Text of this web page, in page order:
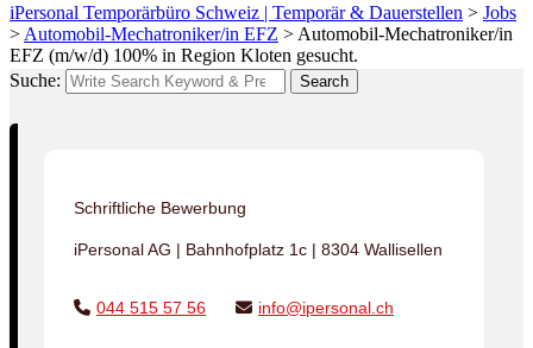
iPersonal Temporärbüro Schweiz | Temporär & Dauerstellen > Jobs
> Automobil-Mechatroniker/in EFZ > Automobil-Mechatroniker/in
EFZ (m/w/d) 100% in Region Kloten gesucht.
Suche:
Search
Schriftliche Bewerbung
iPersonal AG | Bahnhofplatz 1c | 8304 Wallisellen
044 515 57 56 info@ipersonal.ch